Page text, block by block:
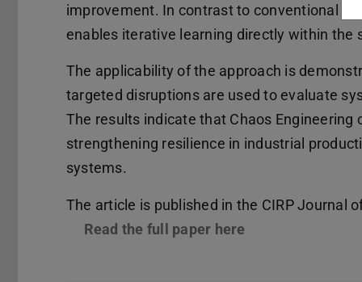
improvement. In contrast to conventional
enables iterative learning directly within the
The applicability of the approach is
targeted disruptions are used to evaluate
The results indicate that Chaos
strengthening resilience in industrial
systems.
The article is published in the CIRP Journal
Read the full paper here